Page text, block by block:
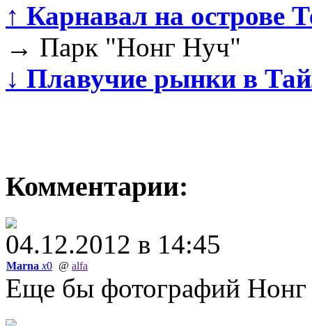
↑ Карнавал на острове
→ Парк "Нонг Нуч"
↓ Плавучие рынки в
Комментарии:
04.12.2012 в 14:45
Marna x0 @ alfa
Еще бы фотографий